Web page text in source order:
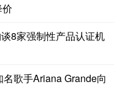
8家强制性产品认证机
歌手Ariana Grande向